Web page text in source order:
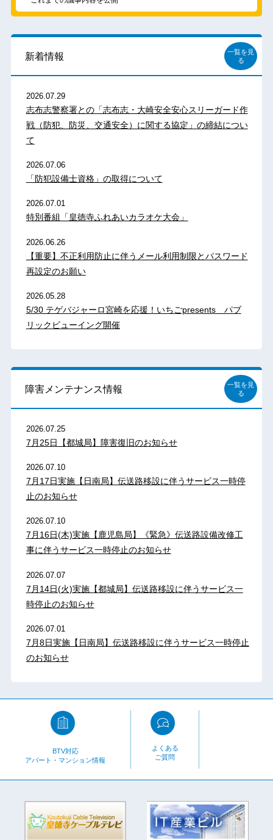
新着情報
一覧を見
る
2026.07.29
志布志警察署との「志布志・大崎安全安心スリーガード作
戦（防犯、防災、交通安全）に関する協定」の締結につい
て
2026.07.06
「防犯設備士資格」の取得について
2026.07.01
特別番組「皇徳寺ふれあいカラオケ大会」
2026.06.26
【重要】不正利用防止に伴うメール利用制限とパスワード
再設定のお願い
2026.05.28
5/30 テゲバジャーロ宮崎を応援！いちごpresents パブ
リックビューイング開催
障害メンテナンス情報
一覧を見
る
2026.07.25
7月25日【都城局】障害復旧のお知らせ
2026.07.10
7月17日実施【日南局】伝送路移設に伴うサービス一時停
止のお知らせ
2026.07.10
7月16日(木)実施【鹿児島局】《緊急》伝送路設備改修工
事に伴うサービス一時停止のお知らせ
2026.07.07
7月14日(火)実施【都城局】伝送路移設に伴うサービス一
時停止のお知らせ
2026.07.01
7月8日実施【日南局】伝送路移設に伴うサービス一時停止
のお知らせ
BTV対応
アパート・マンション情報
よくある
ご質問